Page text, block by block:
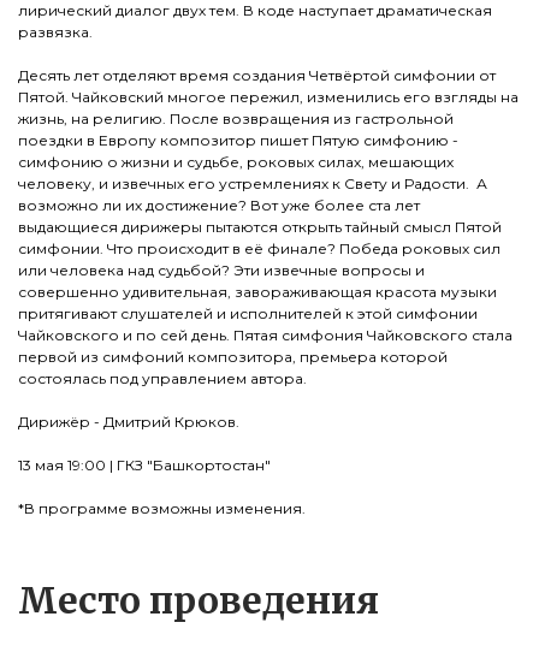
лирический диалог двух тем. В коде наступает драматическая
развязка.
Десять лет отделяют время создания Четвёртой симфонии от
Пятой. Чайковский многое пережил, изменились его взгляды на
жизнь, на религию. После возвращения из гастрольной
поездки в Европу композитор пишет Пятую симфонию -
симфонию о жизни и судьбе, роковых силах, мешающих
человеку, и извечных его устремлениях к Свету и Радости. А
возможно ли их достижение? Вот уже более ста лет
выдающиеся дирижеры пытаются открыть тайный смысл Пятой
симфонии. Что происходит в её финале? Победа роковых сил
или человека над судьбой? Эти извечные вопросы и
совершенно удивительная, завораживающая красота музыки
притягивают слушателей и исполнителей к этой симфонии
Чайковского и по сей день. Пятая симфония Чайковского стала
первой из симфоний композитора, премьера которой
состоялась под управлением автора.
Дирижёр - Дмитрий Крюков.
13 мая 19:00 | ГКЗ "Башкортостан"
*В программе возможны изменения.
Место проведения